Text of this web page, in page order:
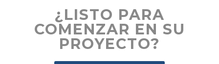
¿LISTO PARA
COMENZAR EN SU
PROYECTO?